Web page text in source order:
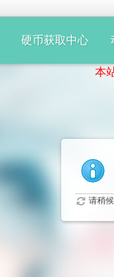
硬币获取中心
本站只
请稍